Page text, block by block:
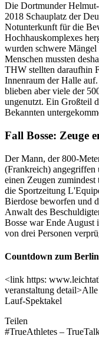
Die Dortmunder
2018 Schauplatz der
Notunterkunft für die
Hochhauskomplexes
wurden schwere
Menschen mussten
THW stellten daraufhin
Innenraum der Halle
blieben aber viele der
ungenutzt. Ein Großteil
Bekannten
Fall Bosse: Zeuge
Der Mann, der 800-
(Frankreich) angegriffen
einen Zeugen
die Sportzeitung
Bierdose beworfen und
Anwalt des
Bosse war Ende August
von drei Personen
Countdown zum
<link https:
veranstaltung
Lauf-Spektakel
Teilen
#TrueAthletes –